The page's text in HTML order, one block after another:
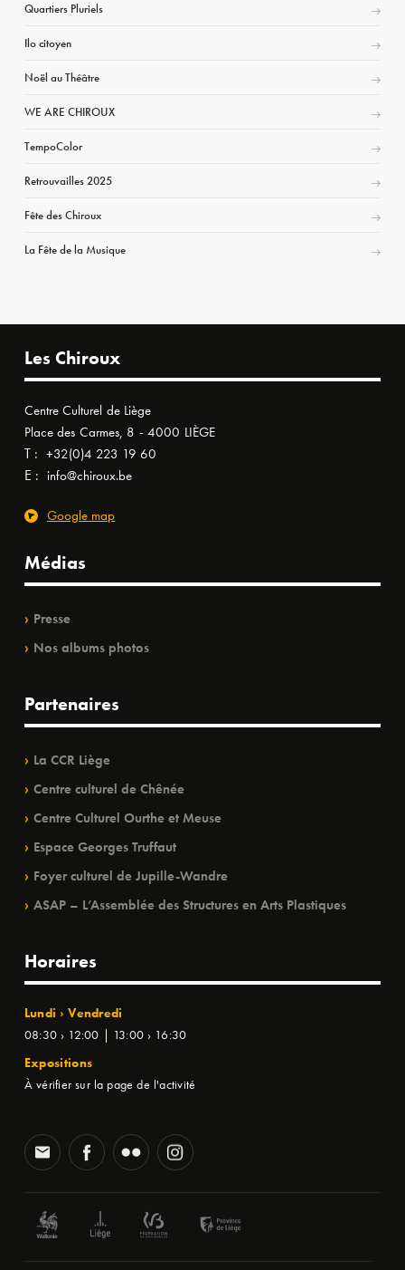
Quartiers Pluriels
Ilo citoyen
Noël au Théâtre
WE ARE CHIROUX
TempoColor
Retrouvailles 2025
Fête des Chiroux
La Fête de la Musique
Les Chiroux
Centre Culturel de Liège
Place des Carmes, 8 - 4000 LIÈGE
T : +32(0)4 223 19 60
E : info@chiroux.be
Google map
Médias
Presse
Nos albums photos
Partenaires
La CCR Liège
Centre culturel de Chênée
Centre Culturel Ourthe et Meuse
Espace Georges Truffaut
Foyer culturel de Jupille-Wandre
ASAP – L’Assemblée des Structures en Arts Plastiques
Horaires
Lundi › Vendredi
08:30 › 12:00 | 13:00 › 16:30
Expositions
À vérifier sur la page de l'activité